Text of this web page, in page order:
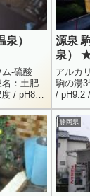
）
-硫酸
：土肥
/ pH8.4
/ K+ = 6.4
源泉
泉）
アルカ
駒の湯
/ pH9.2
...静岡県